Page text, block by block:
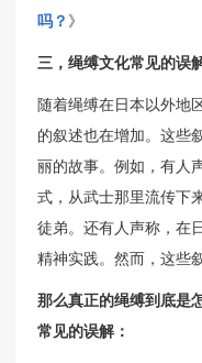
吗？ 》
三，绳缚文化常见的误
随着绳缚在日本以外地
的叙述也在增加。这些
丽的故事。例如，有人
式，从武士那里流传下
徒弟。还有人声称，在
精神实践。然而，这些
那么真正的绳缚到底是
常见的误解：